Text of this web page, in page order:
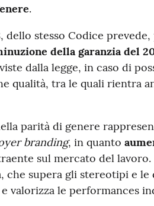
.
dello stesso Codice
della garanzia del
dalla legge, in caso di
qualità, tra le quali rientra
parità di genere
branding, in quanto
sul mercato del
che supera gli stereotipi e
valorizza le performances